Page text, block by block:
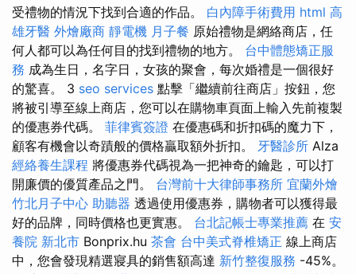
受禮物的情況下找到合適的作品。 白內障手術費用 html 高
雄牙醫 外燴廠商 靜電機 月子餐 原始禮物是網絡商店，任
何人都可以為任何目的找到禮物的地方。 台中體態矯正服
務 成為生日，名字日，女孩的聚會，每次婚禮是一個很好
的驚喜。 3 seo services 點擊「繼續前往商店」按鈕，您
將被引導至線上商店，您可以在購物車頁面上輸入先前複製
的優惠券代碼。 菲律賓簽證 在優惠碼和折扣碼的魔力下，
顧客有機會以奇蹟般的價格贏取額外折扣。 牙醫診所 Alza
經絡養生課程 將優惠券代碼視為一把神奇的鑰匙，可以打
開廉價的優質產品之門。 台灣前十大律師事務所 宜蘭外燴
竹北月子中心 助聽器 透過使用優惠券，購物者可以獲得最
好的品牌，同時價格也更實惠。 台北記帳士專業推薦 在 安
養院 新北市 Bonprix.hu 茶會 台中美式脊椎矯正 線上商店
中，您會發現精選寢具的銷售額高達 新竹整復服務 -45%。